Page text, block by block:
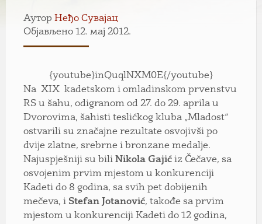
Аутор Неђо Сувајац
Објављено 12. мај 2012.
{youtube}inQuqlNXM0E{/youtube}
Na XIX kadetskom i omladinskom prvenstvu
RS u šahu, odigranom od 27. do 29. aprila u
Dvorovima, šahisti teslićkog kluba „Mladost“
ostvarili su značajne rezultate osvojivši po
dvije zlatne, srebrne i bronzane medalje.
Najuspješniji su bili Nikola Gajić iz Čečave, sa
osvojenim prvim mjestom u konkurenciji
Kadeti do 8 godina, sa svih pet dobijenih
mečeva, i Stefan Jotanović, takođe sa prvim
mjestom u konkurenciji Kadeti do 12 godina,